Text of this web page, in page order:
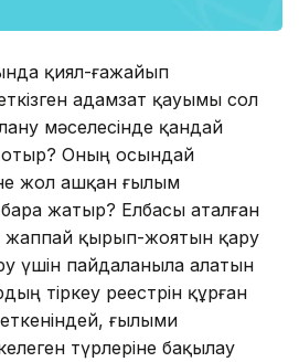
қиял-ғажайып
адамзат қауымы сол
мәселесінде қандай
отыр? Оның осындай
жол ашқан ғылым
бара жатыр? Елбасы аталған
қырып-жоятын қару
үшін пайдаланыла алатын
тіркеу реестрін құрған
ғылыми
түрлеріне бақылау